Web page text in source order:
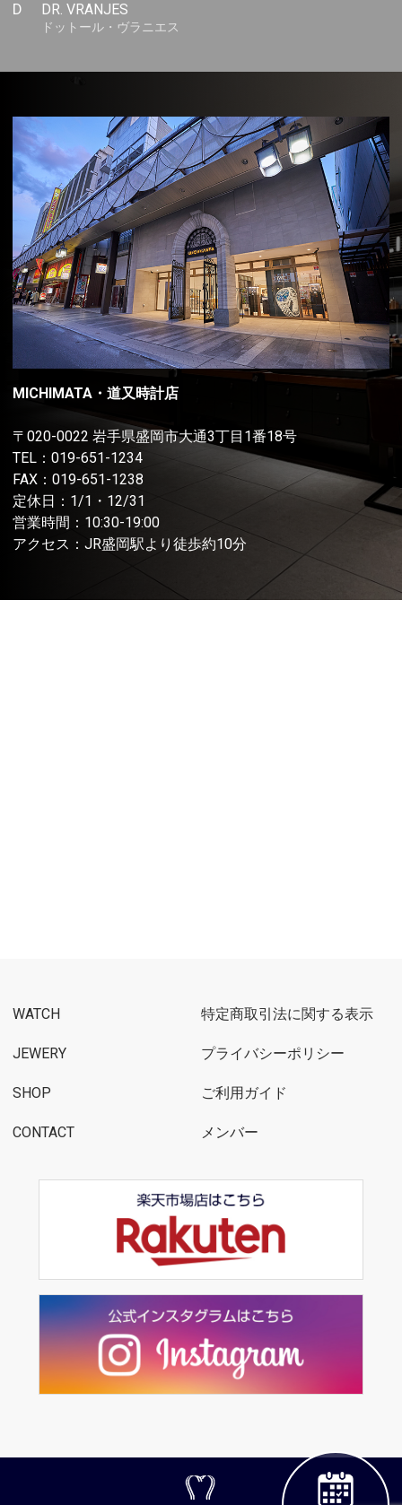
D DR. VRANJES
ドットール・ヴラニエス
MICHIMATA・道又時計店
〒020-0022 岩手県盛岡市大通3丁目1番18号
TEL： 019-651-1234
FAX：019-651-1238
定休日：1/1・12/31
営業時間：10:30-19:00
アクセス：JR盛岡駅より徒歩約10分
WATCH
JEWERY
SHOP
CONTACT
特定商取引法に関する表示
プライバシーポリシー
ご利用ガイド
メンバー